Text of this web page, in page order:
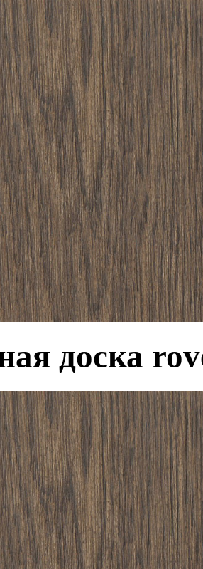
доска